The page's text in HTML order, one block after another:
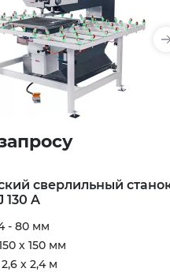
сверлильный
130 A
- 80 мм
х 150 мм
х 2,4 м